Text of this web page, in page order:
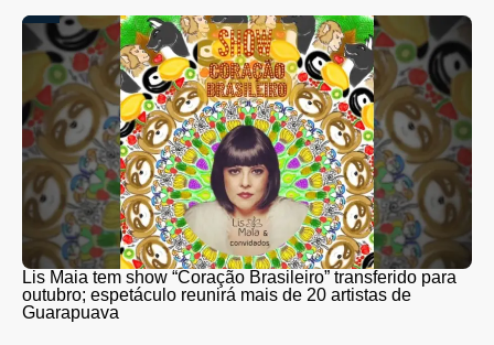
Lis Maia tem show “Coração Brasileiro” transferido para
outubro; espetáculo reunirá mais de 20 artistas de
Guarapuava